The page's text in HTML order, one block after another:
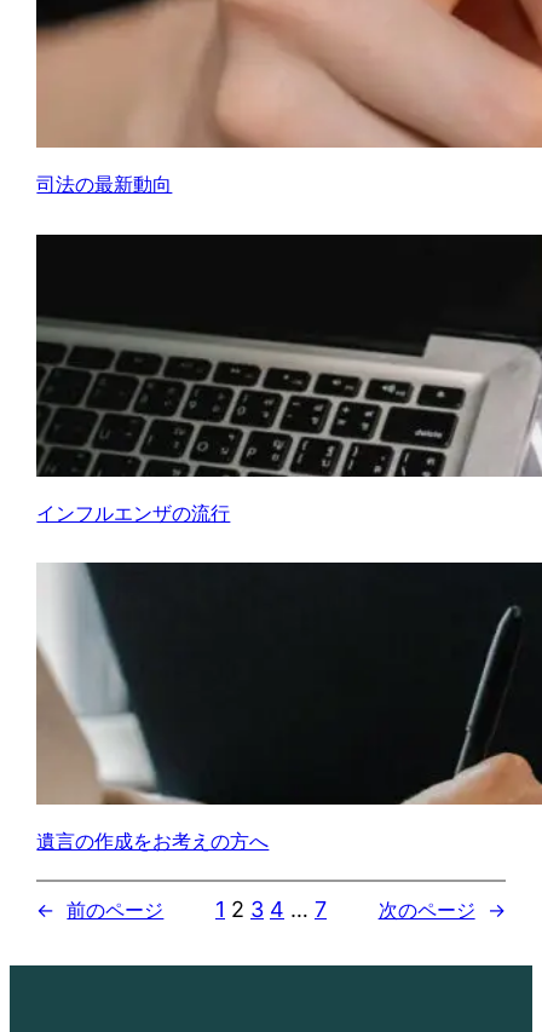
司法の最新動向
インフルエンザの流行
遺言の作成をお考えの方へ
← 前のページ 1 2 3 4 … 7 次のページ →